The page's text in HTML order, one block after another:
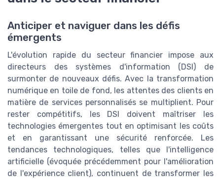
Anticiper et naviguer dans les défis
émergents
L'évolution rapide du secteur financier impose aux
directeurs des systèmes d'information (DSI) de
surmonter de nouveaux défis. Avec la transformation
numérique en toile de fond, les attentes des clients en
matière de services personnalisés se multiplient. Pour
rester compétitifs, les DSI doivent maîtriser les
technologies émergentes tout en optimisant les coûts
et en garantissant une sécurité renforcée. Les
tendances technologiques, telles que l'intelligence
artificielle (évoquée précédemment pour l'amélioration
de l'expérience client), continuent de transformer les